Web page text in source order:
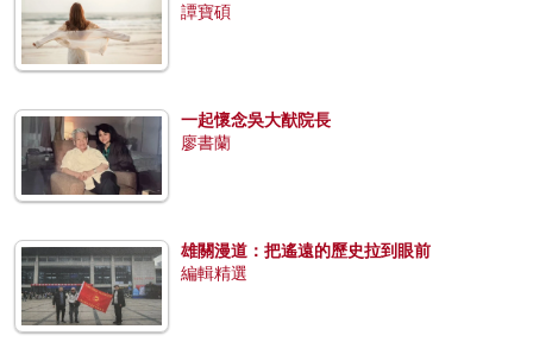
譚寶碩
一起懷念吳大猷院長
廖書蘭
雄關漫道：把遙遠的歷史拉到眼前
編輯精選